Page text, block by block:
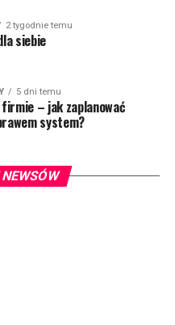
2 tygodnie temu
siebie
5 dni temu
– jak zaplanować
system?